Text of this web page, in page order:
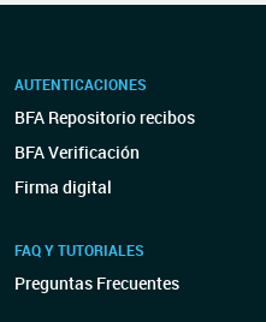
AUTENTICACIONES
BFA Repositorio recibos
BFA Verificación
Firma digital
FAQ Y TUTORIALES
Preguntas Frecuentes